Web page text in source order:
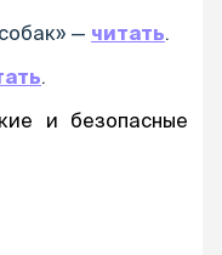
— читать.
.
и безопасные